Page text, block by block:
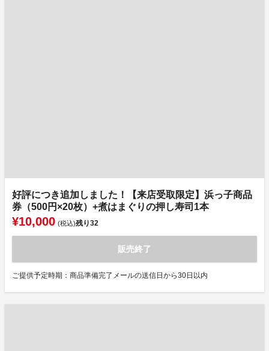
好評につき追加しました！【来店受取限定】浜っ子商品
券（500円×20枚）+煮はまぐりの押し寿司1本
¥10,000 (税込)残り32
販売終了
ご提供予定時期：商品準備完了メールの送信日から30日以内